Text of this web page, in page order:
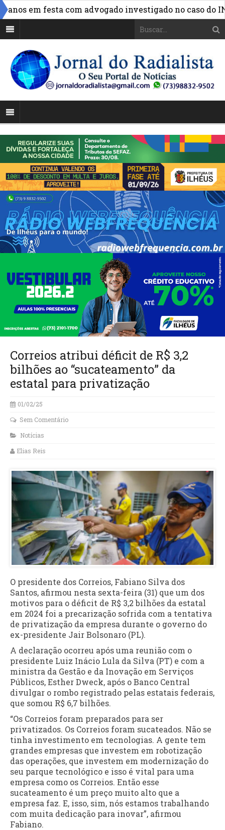
em festa com advogado investigado no caso do INSS »
Correios atribui déficit de R$ 3,2
bilhões ao “sucateamento” da
estatal para privatização
01/02/25
Sem Comentário
Notícias
Elias Reis
O presidente dos Correios, Fabiano Silva dos
Santos, afirmou nesta sexta-feira (31) que um dos
motivos para o déficit de R$ 3,2 bilhões da estatal
em 2024 foi a precarização sofrida com a tentativa
de privatização da empresa durante o governo do
ex-presidente Jair Bolsonaro (PL).
A declaração ocorreu após uma reunião com o
presidente Luiz Inácio Lula da Silva (PT) e com a
ministra da Gestão e da Inovação em Serviços
Públicos, Esther Dweck, após o Banco Central
divulgar o rombo registrado pelas estatais federais,
que somou R$ 6,7 bilhões.
“Os Correios foram preparados para ser
privatizados. Os Correios foram sucateados. Não se
tinha investimento em tecnologias. A gente tem
grandes empresas que investem em robotização
das operações, que investem em modernização do
seu parque tecnológico e isso é vital para uma
empresa como os Correios. Então esse
sucateamento é um preço muito alto que a
empresa faz. E, isso, sim, nós estamos trabalhando
com muita dedicação para inovar”, afirmou
Fabiano.